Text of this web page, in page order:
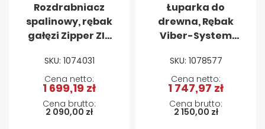
Rozdrabniacz
spalinowy, rębak
gałęzi Zipper ZI-
SKU: 1074031
2 090,00 zł
1 699,19 zł
Łuparka do
drewna, Rębak
Viber-System
PIONOWA 230V
SKU: 1078577
2 150,00 zł
1 747,97 zł